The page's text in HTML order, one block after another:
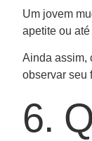
Um jovem
apetite ou
Ainda assim,
observar seu
6.